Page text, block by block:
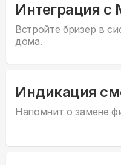
Интеграция с
Встройте бризер в
дома.
Индикация
Напомнит о замене